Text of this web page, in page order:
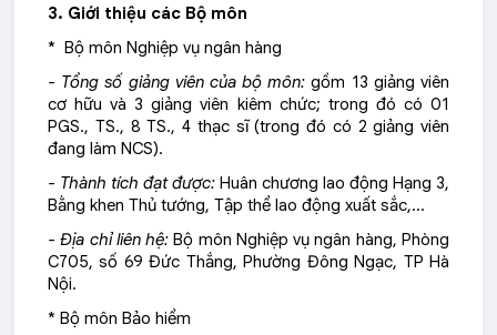
3. Giới thiệu các Bộ môn
* Bộ môn Nghiệp vụ ngân hàng
- Tổng số giảng viên của bộ môn: gồm 13 giảng viên
cơ hữu và 3 giảng viên kiêm chức; trong đó có 01
PGS., TS., 8 TS., 4 thạc sĩ (trong đó có 2 giảng viên
đang làm NCS).
- Thành tích đạt được: Huân chương lao động Hạng 3,
Bằng khen Thủ tướng, Tập thể lao động xuất sắc,…
- Địa chỉ liên hệ: Bộ môn Nghiệp vụ ngân hàng, Phòng
C705, số 69 Đức Thắng, Phường Đông Ngạc, TP Hà
Nội.
* Bộ môn Bảo hiểm